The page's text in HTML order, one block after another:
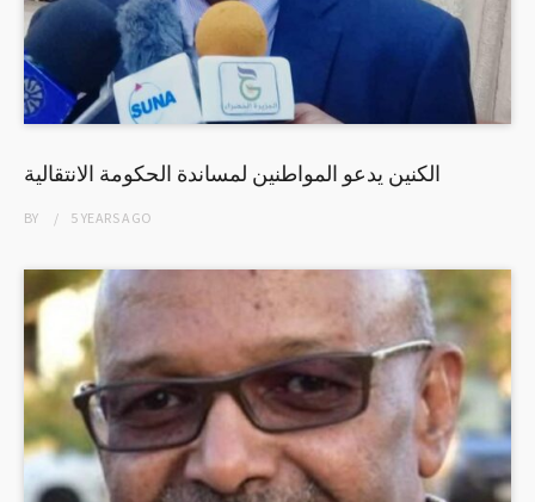
الكنين يدعو المواطنين لمساندة الحكومة الانتقالية
BY 5 YEARSAGO